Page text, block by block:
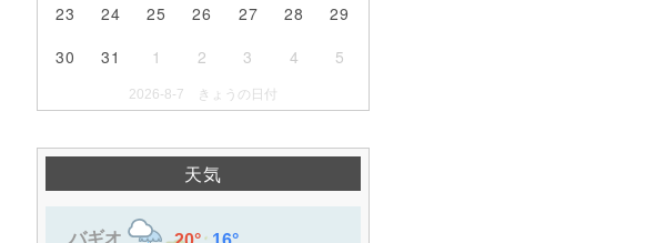
23
24 25 26 27 28
29
30
31 1 2 3 4 5
2026-8-7 きょうの日付
天気